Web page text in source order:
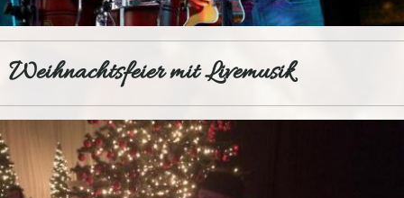
Weihnachtsfeier mit Livemusik